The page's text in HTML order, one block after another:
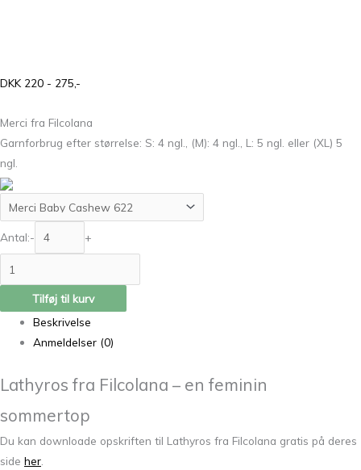
DKK 220 - 275,-
Merci fra Filcolana
Garnforbrug efter størrelse: S: 4 ngl., (M): 4 ngl., L: 5 ngl. eller (XL) 5
ngl.
Antal:- +
Tilføj til kurv
Beskrivelse
Anmeldelser (0)
Lathyros fra Filcolana – en feminin
sommertop
Du kan downloade opskriften til Lathyros fra Filcolana gratis på deres
side her